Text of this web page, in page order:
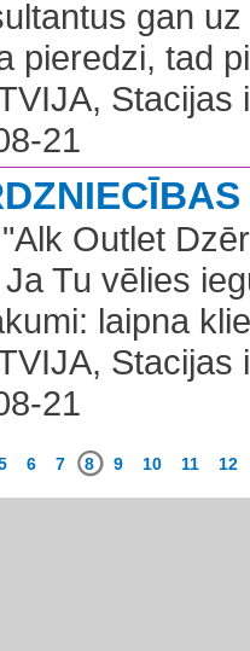
gan
pieredzi, tad
21
Outlet
Tu vēlies
laipna
21
6 7 8 9 10 11 12